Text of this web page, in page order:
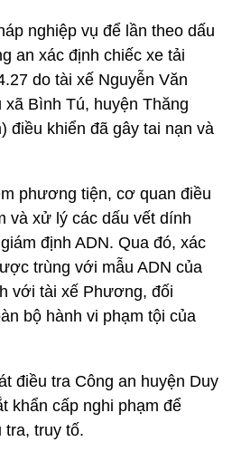
nghiệp vụ để lần theo dấu
an xác định chiếc xe tải
do tài xế Nguyễn Văn
Bình Tú, huyện Thăng
điều khiển đã gây tai nạn và
phương tiện, cơ quan điều
và xử lý các dấu vết dính
định ADN. Qua đó, xác
trùng với mẫu ADN của
với tài xế Phương, đối
bộ hành vi phạm tội của
điều tra Công an huyện Duy
khẩn cấp nghi phạm để
tra, truy tố.